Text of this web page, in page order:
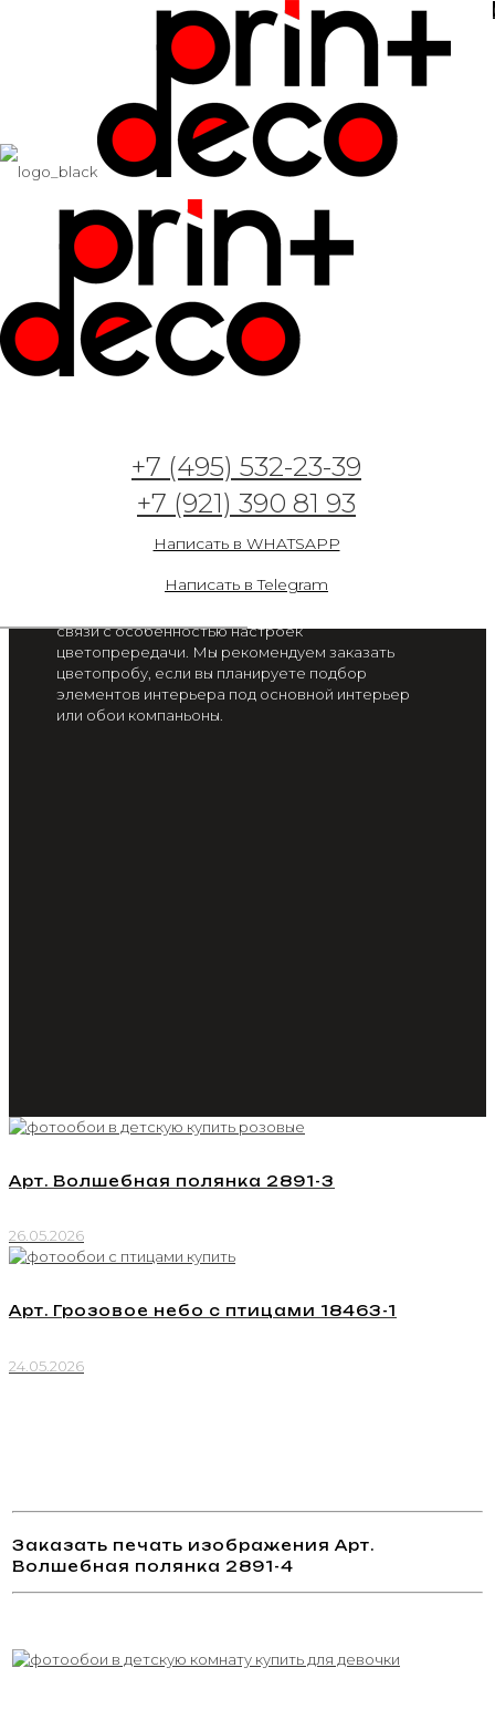
+7 (495) 532-23-39
+7 (921) 390 81 93
Написать в WHATSAPP
Написать в Telegram
Арт. Волшебная
полянка 2891-4
от 2 300 руб. / м2
Цвет на экране вашего смартфона или монитора
связи с особенностью настроек
цветопрередачи. Мы рекомендуем заказать
цветопробу, если вы планируете подбор
элементов интерьера под основной интерьер
или обои компаньоны.
Арт. Волшебная полянка 2891-3
26.05.2026
Арт. Грозовое небо с птицами 18463-1
24.05.2026
Заказать печать изображения Арт.
Волшебная полянка 2891-4